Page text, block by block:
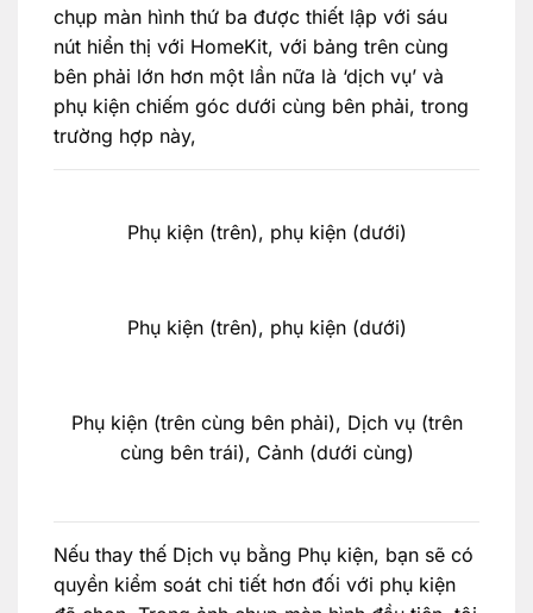
chụp màn hình thứ ba được thiết lập với sáu
nút hiển thị với HomeKit, với bảng trên cùng
bên phải lớn hơn một lần nữa là ‘dịch vụ’ và
phụ kiện chiếm góc dưới cùng bên phải, trong
trường hợp này,
Phụ kiện (trên), phụ kiện (dưới)
Phụ kiện (trên), phụ kiện (dưới)
Phụ kiện (trên cùng bên phải), Dịch vụ (trên
cùng bên trái), Cảnh (dưới cùng)
Nếu thay thế Dịch vụ bằng Phụ kiện, bạn sẽ có
quyền kiểm soát chi tiết hơn đối với phụ kiện